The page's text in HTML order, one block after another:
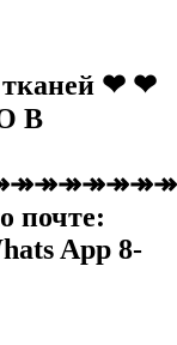
❤ ❤
В
почте:
App 8-